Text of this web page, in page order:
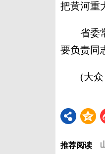
把黄河重
省委常
要负责同
(大众日
推荐阅读